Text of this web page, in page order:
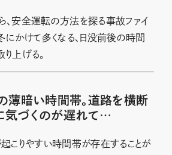
安全運転の方法を探る事故ファイ
にかけて多くなる、日没前後の時間
上げる。
薄暗い時間帯。道路を横断
気づくのが遅れて…
こりやすい時間帯が存在することが